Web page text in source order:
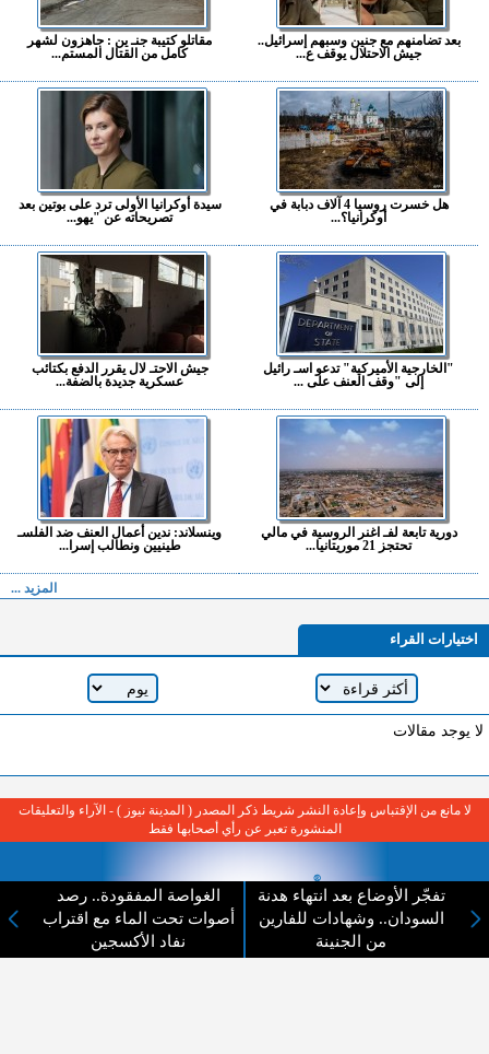
بعد تضامنهم مع جنين وسبهم إسرائيل..
جيش الاحتلال يوقف ع...
مقاتلو كتيبة جنـ ين : جاهزون لشهر
كامل من القتال المستم...
هل خسرت روسيا 4 آلاف دبابة في
أوكرانيا؟...
سيدة أوكرانيا الأولى ترد على بوتين بعد
تصريحاته عن "يهو...
"الخارجية الأميركية" تدعو اسـ رائيل
إلى "وقف العنف على ...
جيش الاحتـ لال يقرر الدفع بكتائب
عسكرية جديدة بالضفة...
دورية تابعة لفـ اغنر الروسية في مالي
تحتجز 21 موريتانيا...
وينسلاند: ندين أعمال العنف ضد الفلسـ
طينيين ونطالب إسرا...
المزيد ...
اختيارات القراء
لا يوجد مقالات
تفجّر الأوضاع بعد انتهاء هدنة
السودان.. وشهادات للفارين
من الجنينة
الغواصة المفقودة.. رصد
أصوات تحت الماء مع اقتراب
نفاد الأكسجين
لا مانع من الإقتباس وإعادة النشر شريط ذكر المصدر ( المدينة نيوز ) - الآراء والتعليقات
المنشورة تعبر عن رأي أصحابها فقط